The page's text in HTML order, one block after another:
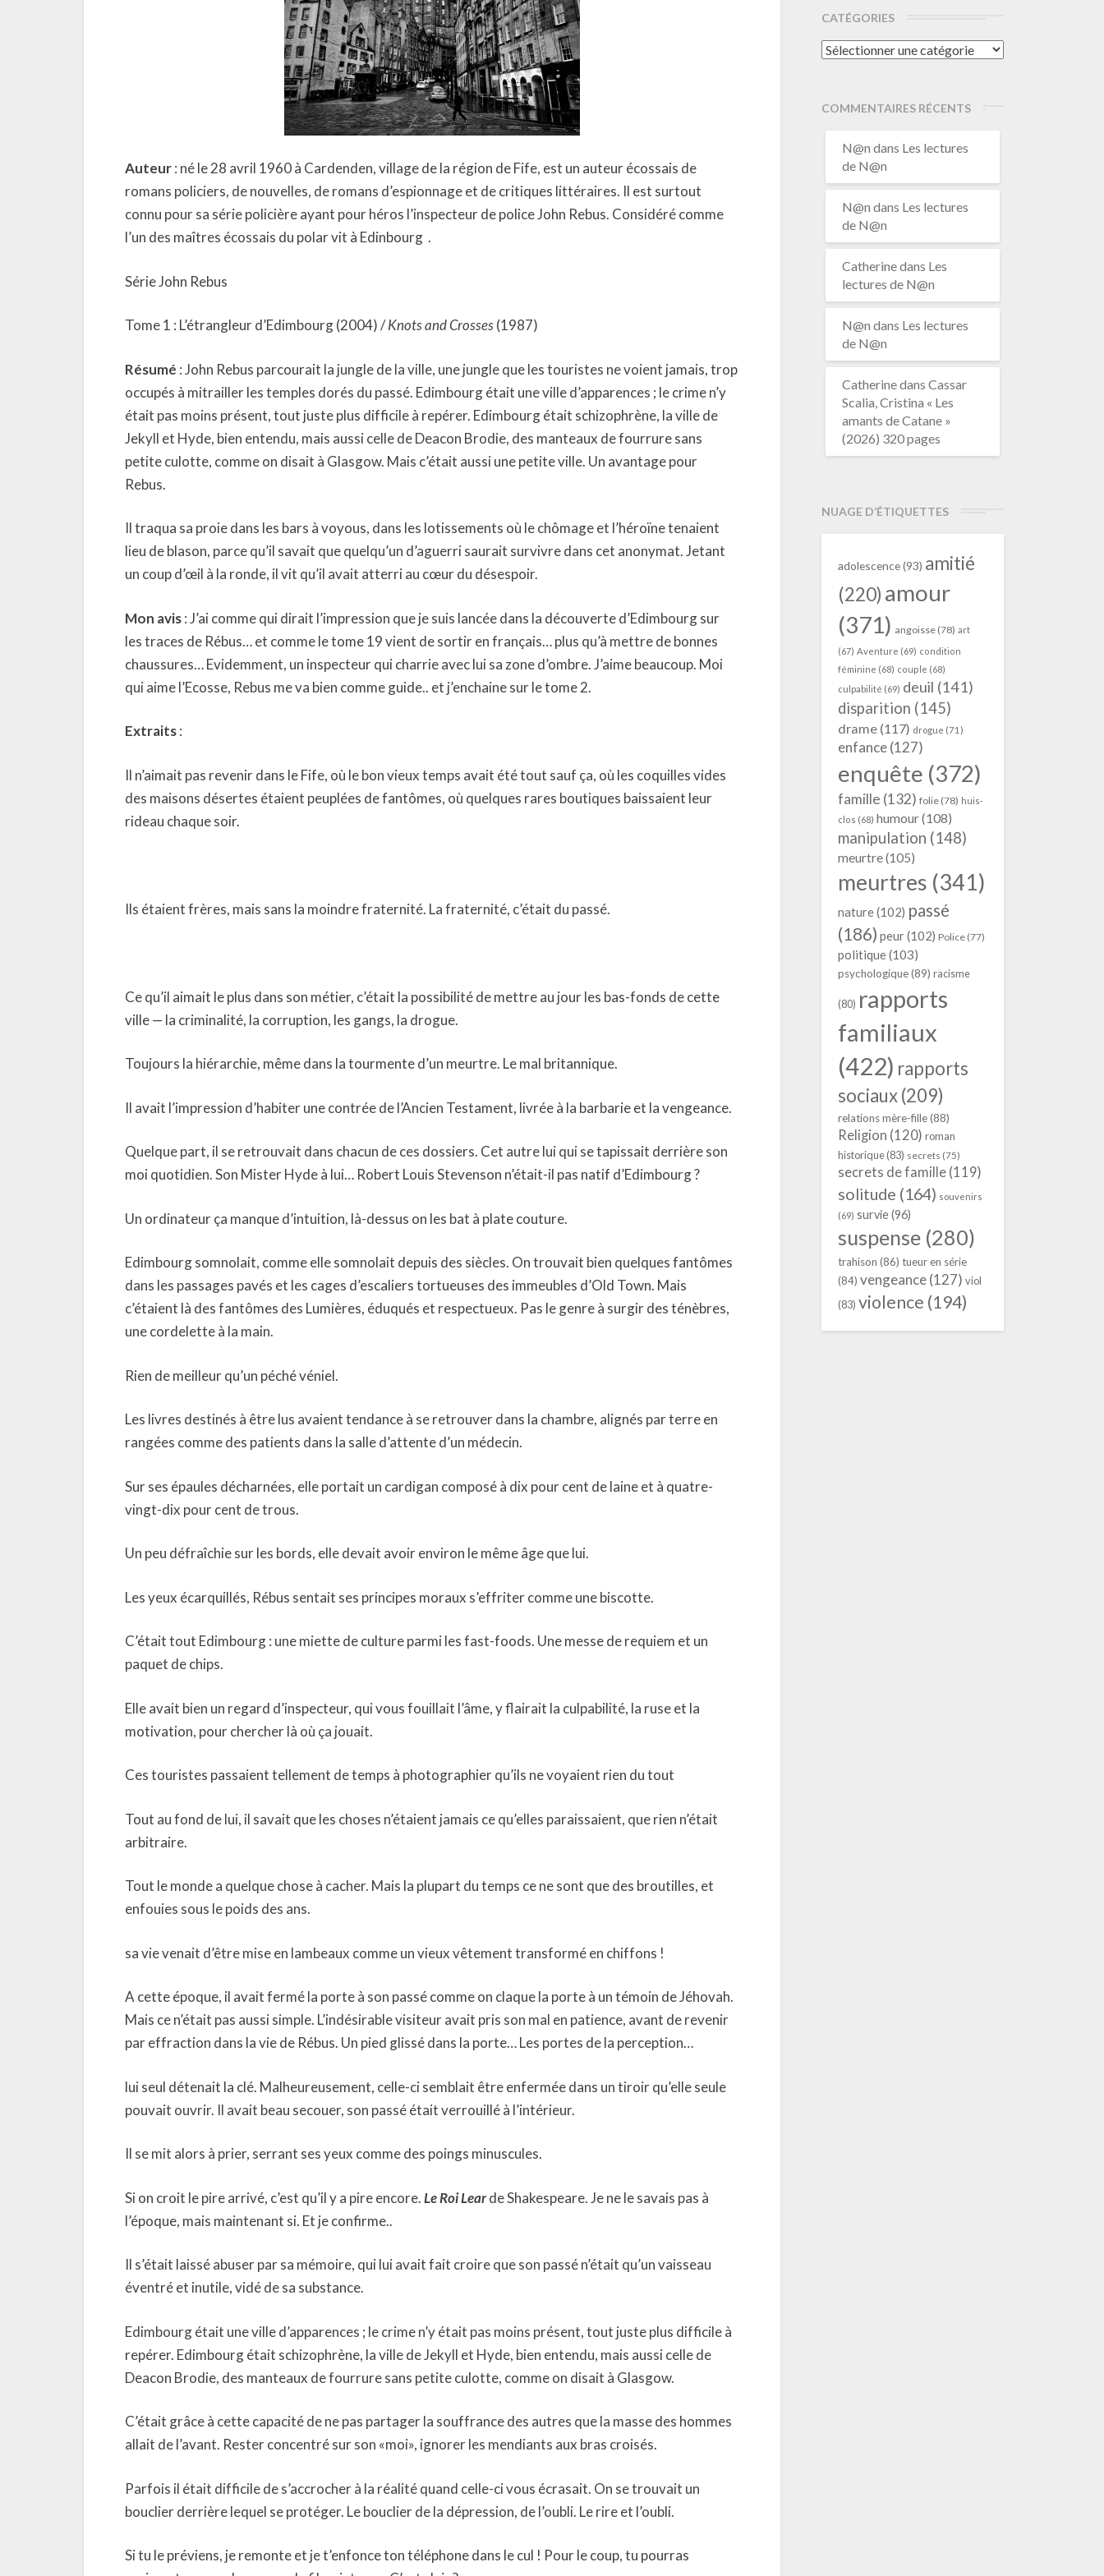
Auteur: né le 28 avril 1960 à Cardenden, village de la région de Fife, est un auteur écossais de
romans policiers, de nouvelles, de romans d’espionnage et de critiques littéraires. Il est surtout
connu pour sa série policière ayant pour héros l’inspecteur de police John Rebus. Considéré comme
l’un des maîtres écossais du polar vit à Edinbourg .
Série John Rebus
Tome 1 : L’étrangleur d’Edimbourg (2004) /Knots and Crosses(1987)
Résumé : John Rebus parcourait la jungle de la ville, une jungle que les touristes ne voient jamais, trop
occupés à mitrailler les temples dorés du passé. Edimbourg était une ville d’apparences ; le crime n’y
était pas moins présent, tout juste plus difficile à repérer. Edimbourg était schizophrène, la ville de
Jekyll et Hyde, bien entendu, mais aussi celle de Deacon Brodie, des manteaux de fourrure sans
petite culotte, comme on disait à Glasgow. Mais c’était aussi une petite ville. Un avantage pour
Rebus.
Il traqua sa proie dans les bars à voyous, dans les lotissements où le chômage et l’héroïne tenaient
lieu de blason, parce qu’il savait que quelqu’un d’aguerri saurait survivre dans cet anonymat. Jetant
un coup d’œil à la ronde, il vit qu’il avait atterri au cœur du désespoir.
Mon avis: J’ai comme qui dirait l’impression que je suis lancée dans la découverte d’Edimbourg sur
les traces de Rébus… et comme le tome 19 vient de sortir en français… plus qu’à mettre de bonnes
chaussures… Evidemment, un inspecteur qui charrie avec lui sa zone d’ombre. J’aime beaucoup. Moi
qui aime l’Ecosse, Rebus me va bien comme guide.. et j’enchaine sur le tome 2.
Extraits:
Il n’aimait pas revenir dans le Fife, où le bon vieux temps avait été tout sauf ça, où les coquilles vides
des maisons désertes étaient peuplées de fantômes, où quelques rares boutiques baissaient leur
rideau chaque soir.
Ils étaient frères, mais sans la moindre fraternité. La fraternité, c’était du passé.
Ce qu’il aimait le plus dans son métier, c’était la possibilité de mettre au jour les bas-fonds de cette
ville — la criminalité, la corruption, les gangs, la drogue.
Toujours la hiérarchie, même dans la tourmente d’un meurtre. Le mal britannique.
Il avait l’impression d’habiter une contrée de l’Ancien Testament, livrée à la barbarie et la vengeance.
Quelque part, il se retrouvait dans chacun de ces dossiers. Cet autre lui qui se tapissait derrière son
moi quotidien. Son Mister Hyde à lui… Robert Louis Stevenson n’était-il pas natif d’Edimbourg ?
Un ordinateur ça manque d’intuition, là-dessus on les bat à plate couture.
Edimbourg somnolait, comme elle somnolait depuis des siècles. On trouvait bien quelques fantômes
dans les passages pavés et les cages d’escaliers tortueuses des immeubles d’Old Town. Mais
c’étaient là des fantômes des Lumières, éduqués et respectueux. Pas le genre à surgir des ténèbres,
une cordelette à la main.
Rien de meilleur qu’un péché véniel.
Les livres destinés à être lus avaient tendance à se retrouver dans la chambre, alignés par terre en
rangées comme des patients dans la salle d’attente d’un médecin.
Sur ses épaules décharnées, elle portait un cardigan composé à dix pour cent de laine et à quatre-
vingt-dix pour cent de trous.
Un peu défraîchie sur les bords, elle devait avoir environ le même âge que lui.
Les yeux écarquillés, Rébus sentait ses principes moraux s’effriter comme une biscotte.
C’était tout Edimbourg : une miette de culture parmi les fast-foods. Une messe de requiem et un
paquet de chips.
Elle avait bien un regard d’inspecteur, qui vous fouillait l’âme, y flairait la culpabilité, la ruse et la
motivation, pour chercher là où ça jouait.
Ces touristes passaient tellement de temps à photographier qu’ils ne voyaient rien du tout
Tout au fond de lui, il savait que les choses n’étaient jamais ce qu’elles paraissaient, que rien n’était
arbitraire.
Tout le monde a quelque chose à cacher. Mais la plupart du temps ce ne sont que des broutilles, et
enfouies sous le poids des ans.
sa vie venait d’être mise en lambeaux comme un vieux vêtement transformé en chiffons !
A cette époque, il avait fermé la porte à son passé comme on claque la porte à un témoin de Jéhovah.
Mais ce n’était pas aussi simple. L’indésirable visiteur avait pris son mal en patience, avant de revenir
par effraction dans la vie de Rébus. Un pied glissé dans la porte… Les portes de la perception…
lui seul détenait la clé. Malheureusement, celle-ci semblait être enfermée dans un tiroir qu’elle seule
pouvait ouvrir. Il avait beau secouer, son passé était verrouillé à l’intérieur.
Il se mit alors à prier, serrant ses yeux comme des poings minuscules.
Si on croit le pire arrivé, c’est qu’il y a pire encore.Le Roi Learde Shakespeare. Je ne le savais pas à
l’époque, mais maintenant si. Et je confirme..
Il s’était laissé abuser par sa mémoire, qui lui avait fait croire que son passé n’était qu’un vaisseau
éventré et inutile, vidé de sa substance.
Edimbourg était une ville d’apparences ; le crime n’y était pas moins présent, tout juste plus difficile à
repérer. Edimbourg était schizophrène, la ville de Jekyll et Hyde, bien entendu, mais aussi celle de
Deacon Brodie, des manteaux de fourrure sans petite culotte, comme on disait à Glasgow.
C’était grâce à cette capacité de ne pas partager la souffrance des autres que la masse des hommes
allait de l’avant. Rester concentré sur son «moi», ignorer les mendiants aux bras croisés.
Parfois il était difficile de s’accrocher à la réalité quand celle-ci vous écrasait. On se trouvait un
bouclier derrière lequel se protéger. Le bouclier de la dépression, de l’oubli. Le rire et l’oubli.
Si tu le préviens, je remonte et je t’enfonce ton téléphone dans le cul ! Pour le coup, tu pourras
CATÉGORIES
Catégories
COMMENTAIRES RÉCENTS
N@n dans Les lectures
de N@n
N@n dans Les lectures
de N@n
Catherinedans Les
lectures de N@n
N@n dans Les lectures
de N@n
Catherinedans Cassar
Scalia, Cristina « Les
amants de Catane »
(2026) 320 pages
NUAGE D’ÉTIQUETTES
adolescence(93) amitié
(220) amour
(371) angoisse(78) art
(67) Aventure (69) condition
féminine (68) couple (68)
culpabilité (69) deuil (141)
disparition (145)
drame(117) drogue (71)
enfance(127)
enquête (372)
famille (132) folie(78) huis-
clos (68) humour(108)
manipulation (148)
meurtre(105)
meurtres (341)
nature(102) passé
(186) peur(102) Police(77)
politique(103)
psychologique(89) racisme
(80) rapports
familiaux
(422) rapports
sociaux(209)
relations mère-fille(88)
Religion (120) roman
historique(83) secrets (75)
secrets de famille(119)
solitude (164) souvenirs
(69) survie(96)
suspense(280)
trahison (86) tueur en série
(84) vengeance(127) viol
(83) violence (194)